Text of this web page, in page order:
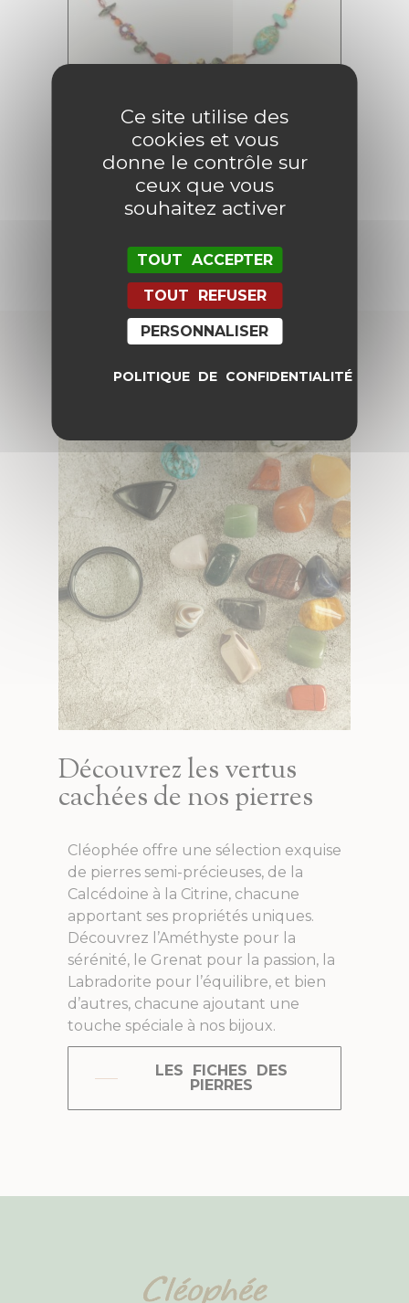
Collier Zapatera
49,00 € 24,50€
AJOUTER AU PANIER
Découvrez les vertus
cachées de nos pierres
Cléophée offre une sélection exquise
de pierres semi-précieuses, de la
Calcédoine à la Citrine, chacune
apportant ses propriétés uniques.
Découvrez l’Améthyste pour la
sérénité, le Grenat pour la passion, la
Labradorite pour l’équilibre, et bien
d’autres, chacune ajoutant une
touche spéciale à nos bijoux.
LES FICHES DES
PIERRES
Ce site utilise des
cookies et vous
donne le contrôle sur
ceux que vous
souhaitez activer
TOUT ACCEPTER
TOUT REFUSER
PERSONNALISER
POLITIQUE DE CONFIDENTIALITÉ